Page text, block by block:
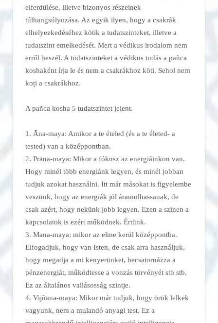
elferdülése, illetve bizonyos részeinek
túlhangsúlyozása. Az egyik ilyen, hogy a csakrák
elhelyezkedéséhez kötik a tudatszinteket, illetve a
tudatszint emelkedését. Mert a védikus irodalom nem
erről beszél. A tudatszinteket a védikus tudás a pañca
koshaként írja le és nem a csakrákhoz köti. Sehol nem
koṭi a csakrákhoz.
A pañca kosha 5 tudatszintet jelent.
1. Āna-maya: Amikor a te ételed (és a te életed- a
tested) van a középpontban.
2. Prāna-maya: Mikor a fókusz az energiáinkon van.
Hogy minél több energiánk legyen, és minél jobban
tudjuk azokat használni. Itt már másokat is figyelembe
veszünk, hogy az energiák jól áramolhassanak, de
csak azért, hogy nekünk jobb legyen. Ezen a szinen a
kapcsolatok is ezért működnek. Értünk.
3. Mana-maya: mikor az elme kerül középpontba.
Elfogadjuk, hogy van Isten, de csak arra használjuk,
hogy megadja a mi kenyerünket, becsatornázza a
pénzenergiát, működtesse a vonzás törvényét stb stb.
Ez az általános vallásosság szintje.
4. Vijñāna-maya: Mikor már tudjuk, hogy örök lelkek
vagyunk, nem a mulandó anyagi test. Ez a